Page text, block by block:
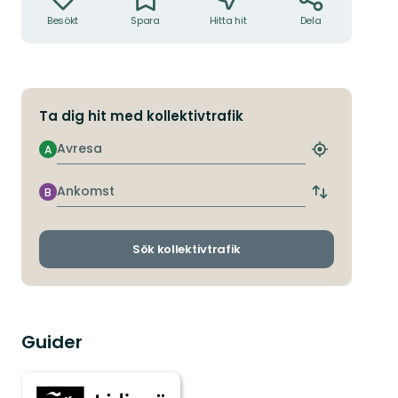
Besökt Spara Hitta hit Dela
Ta dig hit med kollektivtrafik
Avresa
A
Hitta
hållplats
Ankomst
B
Byt
och
Sök kollektivtrafik
Guider